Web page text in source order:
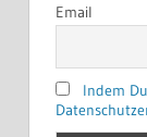
Email
Indem